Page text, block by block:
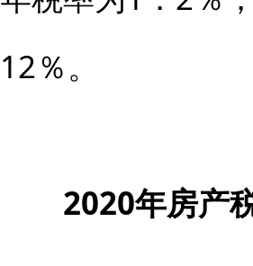
12％。
2020年房产税